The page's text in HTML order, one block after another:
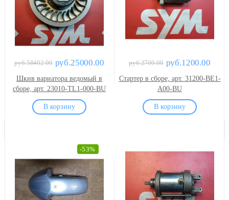
руб.58402.00 руб.25000.00
Шкив вариатора ведомый в
сборе, арт. 23010-TL1-000-BU
руб.2700.00 руб.1200.00
Стартер в сборе, арт. 31200-BE1-
A00-BU
-53%